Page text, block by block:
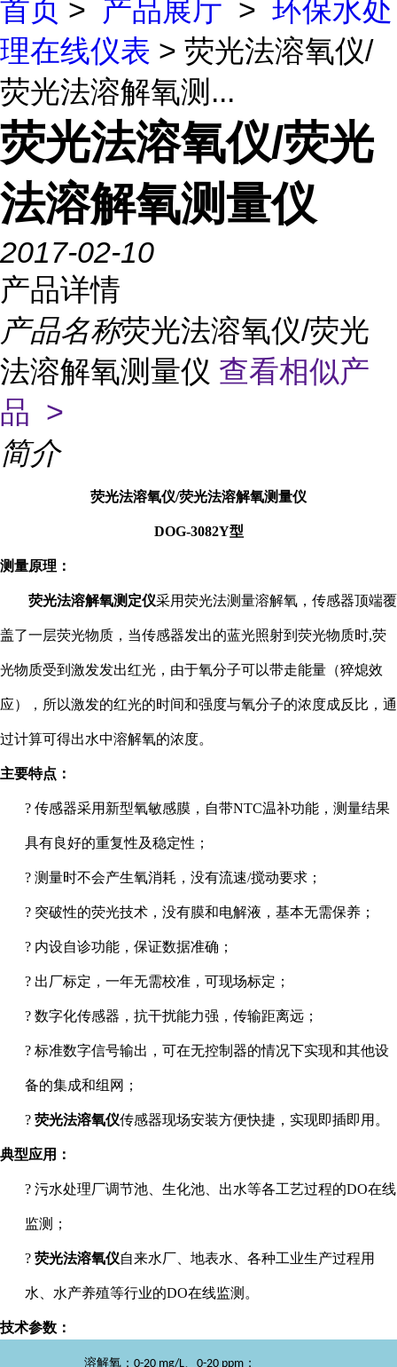
首页 > 产品展厅 > 环保水处
理在线仪表 > 荧光法溶氧仪/
荧光法溶解氧测...
荧光法溶氧仪/荧光
法溶解氧测量仪
2017-02-10
产品详情
产品名称荧光法溶氧仪/荧光
法溶解氧测量仪 查看相似产
品 >
简介
荧光法溶氧仪/荧光法溶解氧测量仪
DOG-3082Y型
测量原理：
荧光法溶解氧测定仪采用荧光法测量溶解氧，传感器顶端覆
盖了一层荧光物质，当传感器发出的蓝光照射到荧光物质时,荧
光物质受到激发发出红光，由于氧分子可以带走能量（猝熄效
应），所以激发的红光的时间和强度与氧分子的浓度成反比，通
过计算可得出水中溶解氧的浓度。
主要特点：
? 传感器采用新型氧敏感膜，自带NTC温补功能，测量结果
具有良好的重复性及稳定性；
? 测量时不会产生氧消耗，没有流速/搅动要求；
? 突破性的荧光技术， 没有膜和电解液 ，基本无需保养；
? 内设自诊功能，保证数据准确；
? 出厂标定，一年无需校准，可现场标定 ；
? 数字化传感器，抗干扰能力强，传输距离远；
? 标准数字信号输出，可在无控制器的情况下实现和其他设
备的集成和组网；
? 荧光法溶氧仪传感器现场安装方便快捷，实现即插即用。
典型应用：
? 污水处理厂调节池、生化池、出水等各工艺过程的DO在线
监测；
? 荧光法溶氧仪自来水厂、地表水、各种工业生产过程用
水、水产养殖等行业的DO在线监测。
技术参数：
溶解氧： 0-20 mg/L、 0-20 ppm ；